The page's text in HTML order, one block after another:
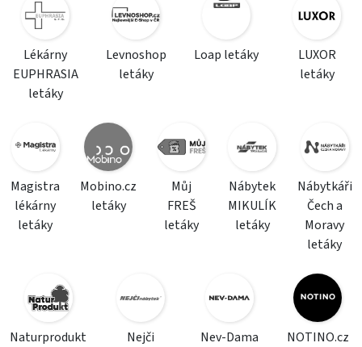
Lékárny
EUPHRASIA
letáky
Levnoshop
letáky
Loap letáky
LUXOR
letáky
Magistra
lékárny
letáky
Mobino.cz
letáky
Můj
FREŠ
letáky
Nábytek
MIKULÍK
letáky
Nábytkáři
Čech a
Moravy
letáky
Naturprodukt Nejči Nev-Dama NOTINO.cz